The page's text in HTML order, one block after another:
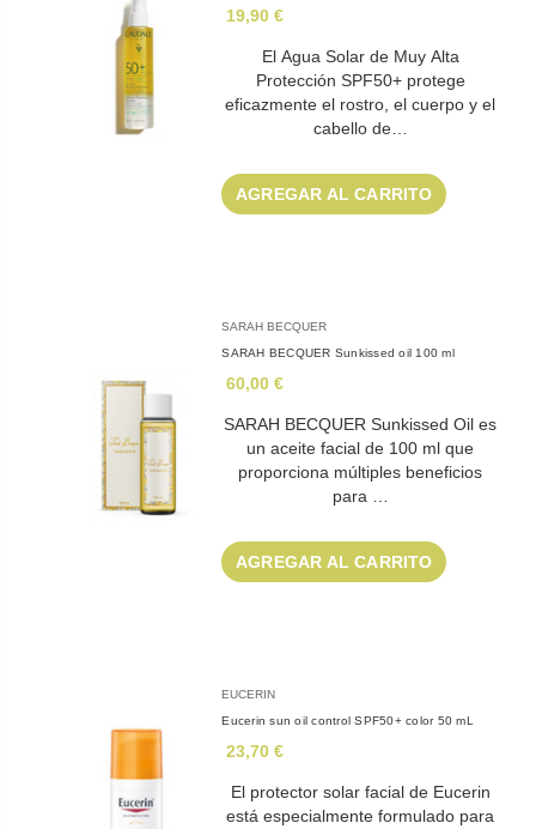
19,90 €
El Agua Solar de Muy Alta
Protección SPF50+ protege
eficazmente el rostro, el cuerpo y el
cabello de…
AGREGAR AL CARRITO
SARAH BECQUER
SARAH BECQUER Sunkissed oil 100 ml
60,00 €
SARAH BECQUER Sunkissed Oil es
un aceite facial de 100 ml que
proporciona múltiples beneficios
para …
AGREGAR AL CARRITO
EUCERIN
Eucerin sun oil control SPF50+ color 50 mL
23,70 €
El protector solar facial de Eucerin
está especialmente formulado para